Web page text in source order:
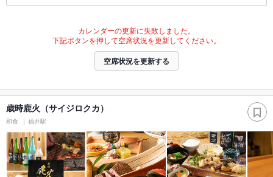
カレンダーの更新に失敗しました。
下記ボタンを押して空席状況を更新してください。
空席状況を更新する
歳時鹿火（サイジロクカ）
和食 福井駅